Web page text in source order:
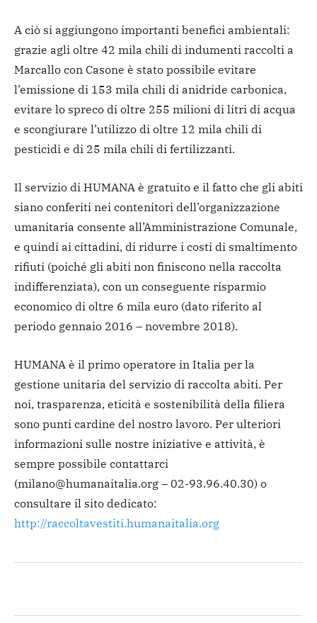
A ciò si aggiungono importanti benefici ambientali:
grazie agli oltre 42 mila chili di indumenti raccolti a
Marcallo con Casone è stato possibile evitare
l’emissione di 153 mila chili di anidride carbonica,
evitare lo spreco di oltre 255 milioni di litri di acqua
e scongiurare l’utilizzo di oltre 12 mila chili di
pesticidi e di 25 mila chili di fertilizzanti.
Il servizio di HUMANA è gratuito e il fatto che gli abiti
siano conferiti nei contenitori dell’organizzazione
umanitaria consente all’Amministrazione Comunale,
e quindi ai cittadini, di ridurre i costi di smaltimento
rifiuti (poiché gli abiti non finiscono nella raccolta
indifferenziata), con un conseguente risparmio
economico di oltre 6 mila euro (dato riferito al
periodo gennaio 2016 – novembre 2018).
HUMANA è il primo operatore in Italia per la
gestione unitaria del servizio di raccolta abiti. Per
noi, trasparenza, eticità e sostenibilità della filiera
sono punti cardine del nostro lavoro. Per ulteriori
informazioni sulle nostre iniziative e attività, è
sempre possibile contattarci
(milano@humanaitalia.org – 02-93.96.40.30) o
consultare il sito dedicato:
http://raccoltavestiti.humanaitalia.org